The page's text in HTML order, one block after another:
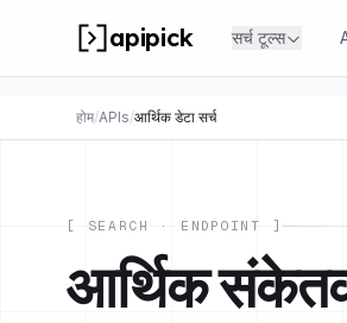
apipick सर्च टूल्स
होम/APIs/आर्थिक डेटा सर्च
[ SEARCH · ENDPOINT ]
आर्थिक